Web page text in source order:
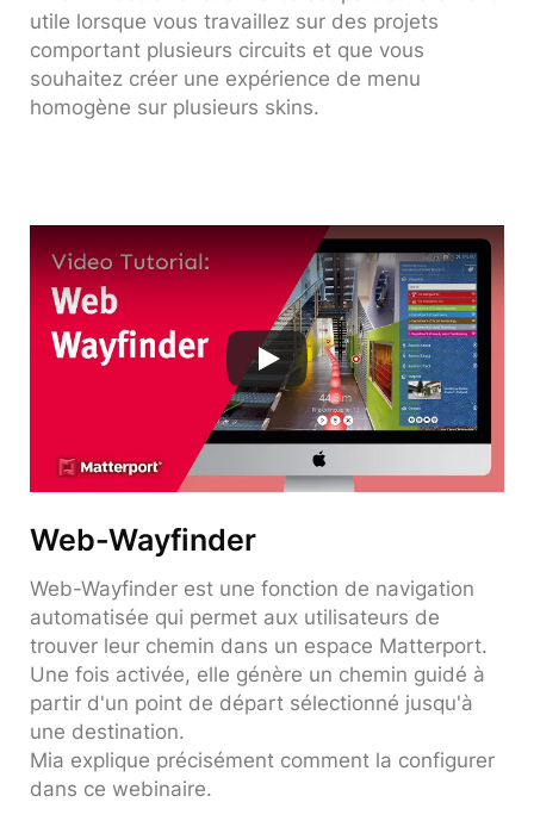
utile lorsque vous travaillez sur des projets
comportant plusieurs circuits et que vous
souhaitez créer une expérience de menu
homogène sur plusieurs skins.
Web-Wayfinder
Web-Wayfinder est une fonction de navigation
automatisée qui permet aux utilisateurs de
trouver leur chemin dans un espace Matterport.
Une fois activée, elle génère un chemin guidé à
partir d'un point de départ sélectionné jusqu'à
une destination.
Mia explique précisément comment la configurer
dans ce webinaire.